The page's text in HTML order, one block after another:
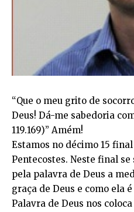
“Que o meu grito de
Deus! Dá-me sabedoria
119.169)” Amém!
Estamos no décimo 15
Pentecostes. Neste final
pela palavra de Deus a
graça de Deus e como ela
Palavra de Deus nos